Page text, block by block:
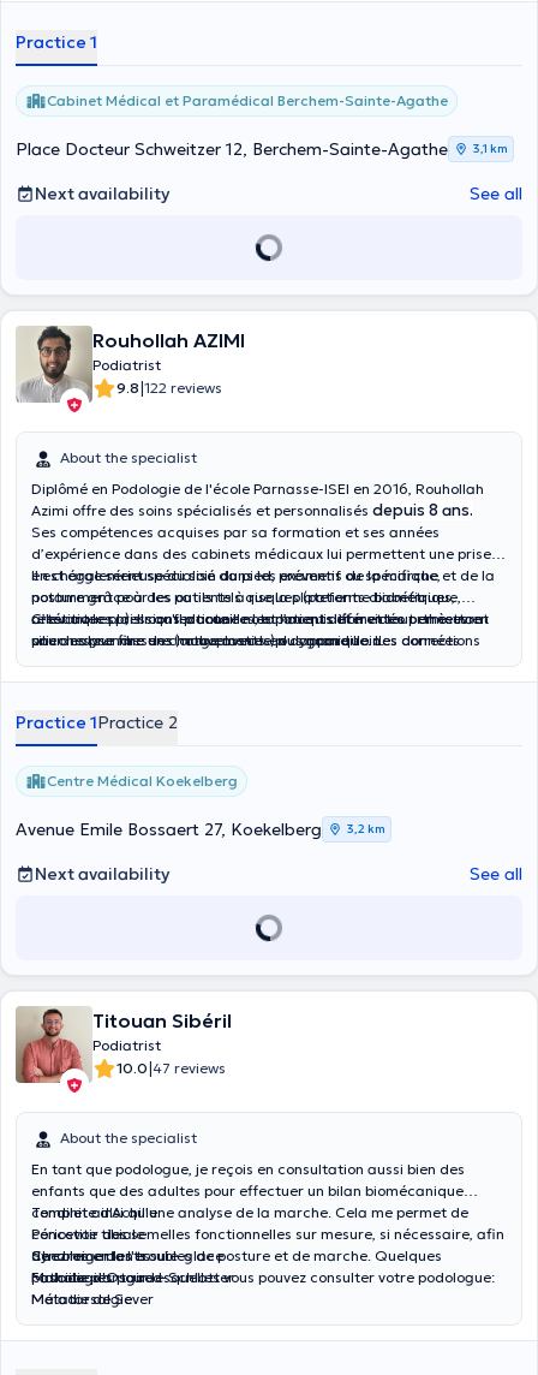
des ongles incarnés.
Practice 1
Cabinet Médical et Paramédical Berchem-Sainte-Agathe
Place Docteur Schweitzer 12, Berchem-Sainte-Agathe 3,1 km
Next availability See all
Rouhollah AZIMI
Podiatrist
9.8|122 reviews
About the specialist
Diplômé en Podologie de l'école Parnasse-ISEI en 2016, Rouhollah
Azimi offre des soins spécialisés et personnalisés depuis 8 ans.
Ses compétences acquises par sa formation et ses années
d’expérience dans des cabinets médicaux lui permettent une prise
en charge sérieuse du soin du pied, préventif ou spécifique,
notamment pour les patients à risques (patients diabétiques,
artéritiques...). Il confectionne notamment différentes orthèses en
silicones sur mesure (orthoplasties) ou appareille des corrections
Il est également spécialisé dans les examens de la marche et de la
posture grâce à des outils tels que la plateforme biométrique,
relevant les pressions plantaires, et l’acquisition vidéo permettant
une analyse fine des mouvements en dynamique. Les données
traitement via des semelles adaptées et confectionnées dans son
C’est avec plaisir qu'il accueille les patients et met tout en œuvre
pour les prendre en charge avec le plus grand soin.
Practice 1Practice 2
Centre Médical Koekelberg
Avenue Emile Bossaert 27, Koekelberg 3,2 km
Next availability See all
Titouan Sibéril
Podiatrist
10.0|47 reviews
About the specialist
En tant que podologue, je reçois en consultation aussi bien des
enfants que des adultes pour effectuer un bilan biomécanique
complet ainsi qu'une analyse de la marche. Cela me permet de
concevoir des semelles fonctionnelles sur mesure, si nécessaire, afin
de corriger les troubles de posture et de marche. Quelques
pathologies pour lesquelles vous pouvez consulter votre podologue:
Tendinite d'Achille
Périostite tibiale
Syndrome de l'essuie-glace
Fasciite plantaire
Métatarsalgie
Chez les enfants:
Maladie d'Osgood-Schlatter
Maladie de Sever